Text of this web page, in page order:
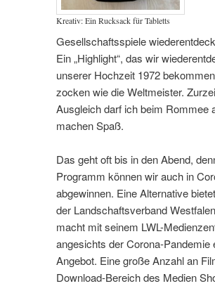
Kreativ: Ein Rucksack für Tabletts
Gesellschaftsspiele
Ein „Highlight“, das wir
unserer Hochzeit 1972
zocken wie die Weltmeister.
Ausgleich darf ich beim Rommee
machen Spaß.
Das geht oft bis in den Abend,
Programm können wir auch in
abgewinnen. Eine Alternative bietet
der Landschaftsverband
macht mit seinem LWL-
angesichts der Corona-Pandemie
Angebot. Eine große Anzahl an
Download-Bereich des Medien